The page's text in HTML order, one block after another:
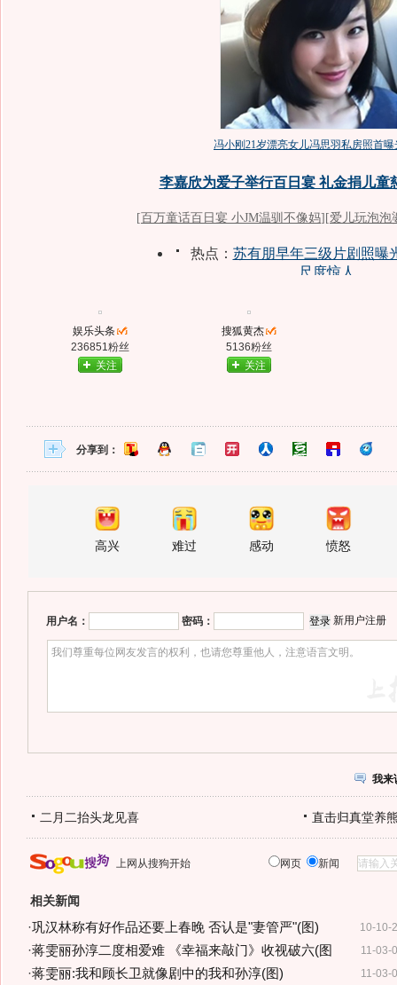
娱乐头条
236851粉丝
关注
搜狐黄杰
5136粉丝
关注
分享到：
高兴 难过 感动 愤怒
用户名： 密码： 新用户注册
我来
二月二抬头龙见喜 直击归真堂养
上网从搜狗开始 网页 新闻
相关新闻
10-10-
·巩汉林称有好作品还要上春晚 否认是"妻管严"(图)
11-03-
·蒋雯丽孙淳二度相爱难 《幸福来敲门》收视破六(图
11-03-
·蒋雯丽:我和顾长卫就像剧中的我和孙淳(图)